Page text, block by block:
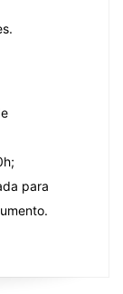
para